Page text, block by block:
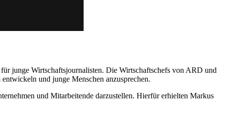
junge Wirtschaftsjournalisten. Die Wirtschaftschefs von ARD und
und junge Menschen anzusprechen.
und Mitarbeitende darzustellen. Hierfür erhielten Markus